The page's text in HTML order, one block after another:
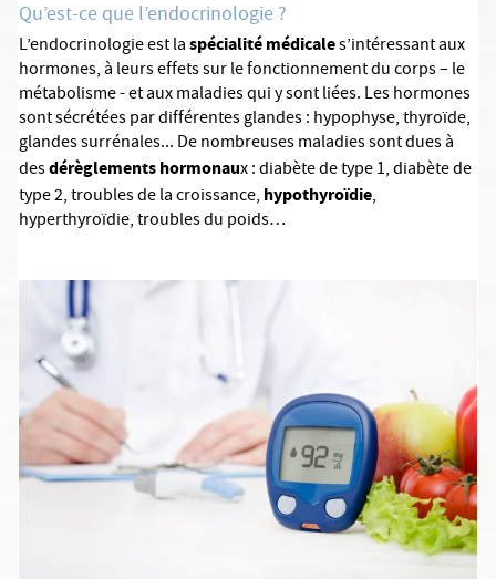
Qu’est-ce que l’endocrinologie ?
L’endocrinologie est laspécialité médicales’intéressant aux
hormones, à leurs effets sur le fonctionnement du corps – le
métabolisme - et aux maladies qui y sont liées. Les hormones
sont sécrétées par différentes glandes : hypophyse, thyroïde,
glandes surrénales... De nombreuses maladies sont dues à
desdérèglements hormonaux : diabète de type 1, diabète de
type 2, troubles de la croissance, hypothyroïdie,
hyperthyroïdie, troubles du poids…